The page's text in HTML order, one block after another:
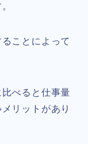
ことによって
べると仕事量
リットがあり